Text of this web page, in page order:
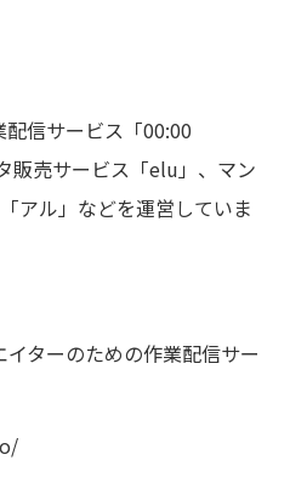
信サービス「00:00
販売サービス「elu」、マン
アル」などを運営していま
ターのための作業配信サー